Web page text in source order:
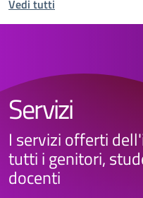
Vedi tutti
Servizi
I servizi offerti
tutti i genitori,
docenti